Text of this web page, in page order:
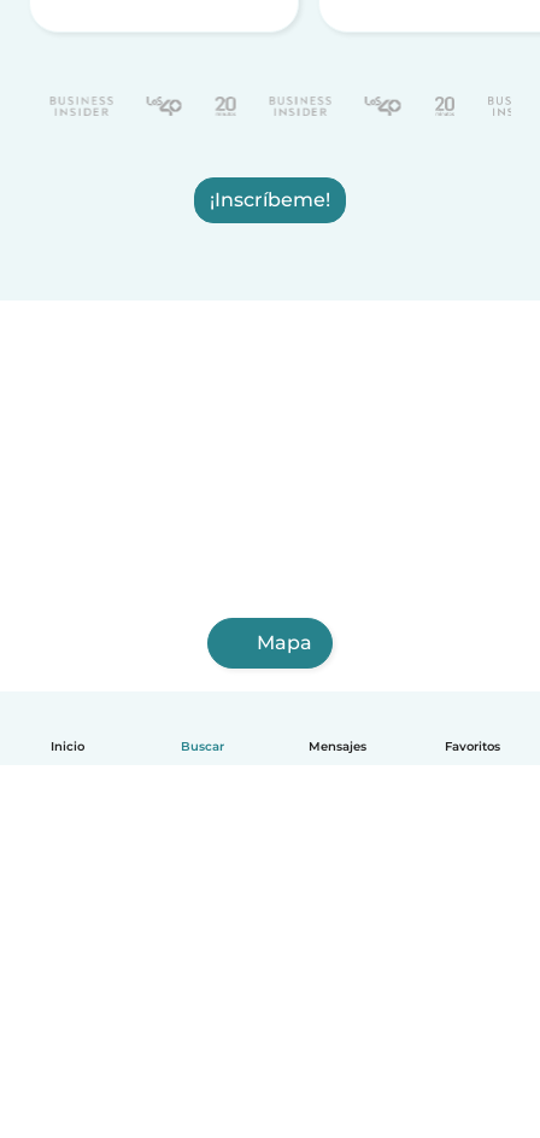
Inicio Buscar Mensajes Favoritos
¡Inscríbeme!
Mapa